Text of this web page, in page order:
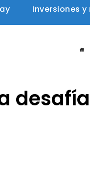
Inversiones